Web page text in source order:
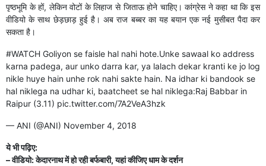
पृष्ठभूमि के हों, लेकिन वोटों के लिहाज से जिताऊ होने चाहिए। कांग्रेस ने कहा था कि इस
वीडियो के साथ छेड़छाड़ हुई है। अब राज बब्बर का यह बयान एक नई मुसीबत पैदा कर
सकता है।
#WATCH Goliyon se faisle hal nahi hote.Unke sawaal ko address
karna padega, aur unko darra kar, ya lalach dekar kranti ke jo log
nikle huye hain unhe rok nahi sakte hain. Na idhar ki bandook se
hal niklega na udhar ki, baatcheet se hal niklega:Raj Babbar in
Raipur (3.11) pic.twitter.com/7A2VeA3hzk
— ANI (@ANI) November 4, 2018
ये भी पढ़िए:
– वीडियो: केदारनाथ में हो रही बर्फबारी, यहां कीजिए धाम के दर्शन